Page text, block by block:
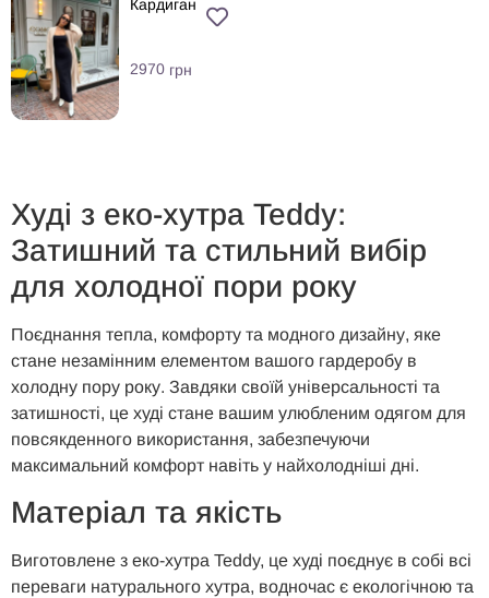
Кардиган
2970 грн
Худі з еко-хутра Teddy:
Затишний та стильний вибір
для холодної пори року
Поєднання тепла, комфорту та модного дизайну, яке
стане незамінним елементом вашого гардеробу в
холодну пору року. Завдяки своїй універсальності та
затишності, це худі стане вашим улюбленим одягом для
повсякденного використання, забезпечуючи
максимальний комфорт навіть у найхолодніші дні.
Матеріал та якість
Виготовлене з еко-хутра Teddy, це худі поєднує в собі всі
переваги натурального хутра, водночас є екологічною та